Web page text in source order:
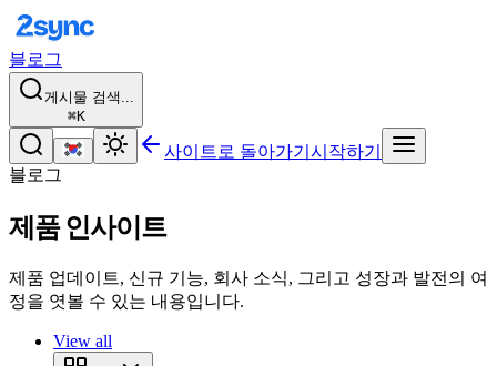
블로그
게시물 검색...
⌘K
사이트로 돌아가기 시작하기
블로그
제품 인사이트
제품 업데이트, 신규 기능, 회사 소식, 그리고 성장과 발전의 여
정을 엿볼 수 있는 내용입니다.
View all